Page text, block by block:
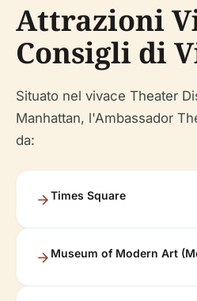
Attrazioni
Consigli di
Situato nel vivace Theater
Manhattan, l'Ambassador
da:
Times Square
Museum of Modern Art